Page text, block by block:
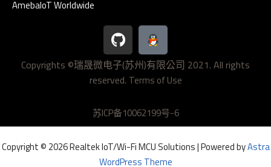
AmebaIoT Worldwide
G
i
t
h
u
Copyrights ©瑞晟微电子(苏州)有限公司 2021. All rights
reserved. Terms of Use
苏ICP备10062199号-6
Copyright © 2026 Realtek IoT/Wi-Fi MCU Solutions | Powered byAstra
WordPress Theme